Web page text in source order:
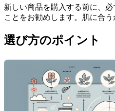
新しい商品を購入する前に、
ことをお勧めします。肌に合う
選び方のポイント